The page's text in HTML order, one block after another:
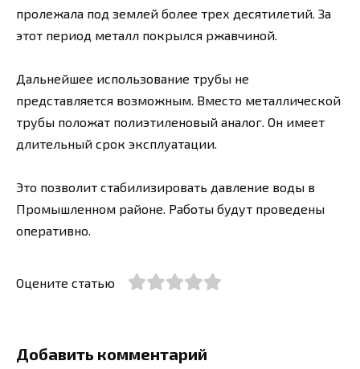
пролежала под землей более трех десятилетий. За
этот период металл покрылся ржавчиной.
Дальнейшее использование трубы не
представляется возможным. Вместо металлической
трубы положат полиэтиленовый аналог. Он имеет
длительный срок эксплуатации.
Это позволит стабилизировать давление воды в
Промышленном районе. Работы будут проведены
оперативно.
Оцените статью
Добавить комментарий